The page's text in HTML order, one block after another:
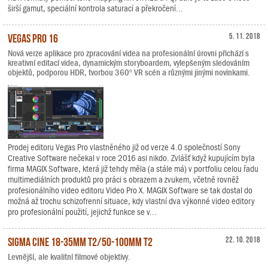
širší gamut, speciální kontrola saturací a překročení...
5. 11. 2018
Vegas Pro 16
Nová verze aplikace pro zpracování videa na profesionální úrovni přichází s
kreativní editací videa, dynamickým storyboardem, vylepšeným sledováním
objektů, podporou HDR, tvorbou 360º VR scén a různými jinými novinkami.
Prodej editoru Vegas Pro vlastněného již od verze 4.0 společností Sony
Creative Software nečekal v roce 2016 asi nikdo. Zvlášť když kupujícím byla
firma MAGIX Software, která již tehdy měla (a stále má) v portfoliu celou řadu
multimediálních produktů pro práci s obrazem a zvukem, včetně rovněž
profesionálního video editoru Video Pro X. MAGIX Software se tak dostal do
možná až trochu schizofrenní situace, kdy vlastní dva výkonné video editory
pro profesionální použití, jejichž funkce se v...
22. 10. 2018
Sigma Cine 18-35mm T2/50-100mm T2
Levnější, ale kvalitní filmové objektivy.